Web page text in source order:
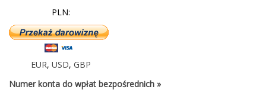
PLN:
EUR, USD, GBP
Numer konta do wpłat bezpośrednich »